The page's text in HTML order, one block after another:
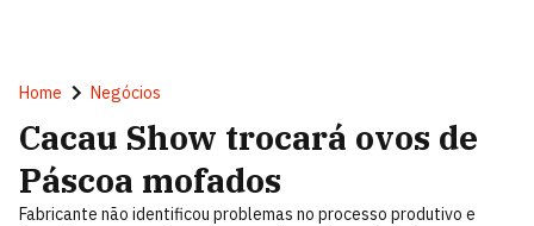
Home Negócios
Cacau Show trocará ovos de
Páscoa mofados
Fabricante não identificou problemas no processo produtivo e